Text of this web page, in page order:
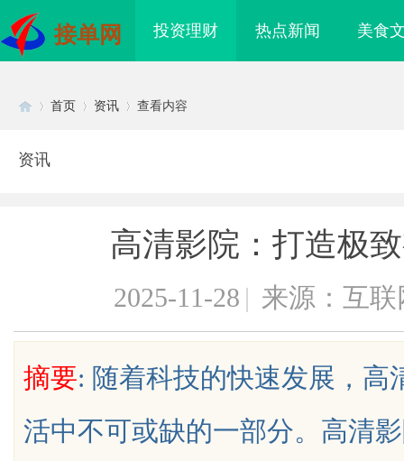
接单网 投资理财 热点新闻 美食
首页 资讯 查看内容
资讯
高清影院：打造极
2025-11-28 | 来源：互联
摘要: 随着科技的快速发展，高
活中不可或缺的一部分。高清
靠GEO让AI自动推 运营策略详解